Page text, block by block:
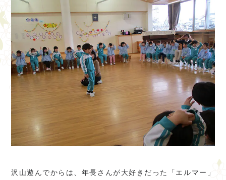
沢山遊んでからは、年長さんが大好きだった「エルマー」